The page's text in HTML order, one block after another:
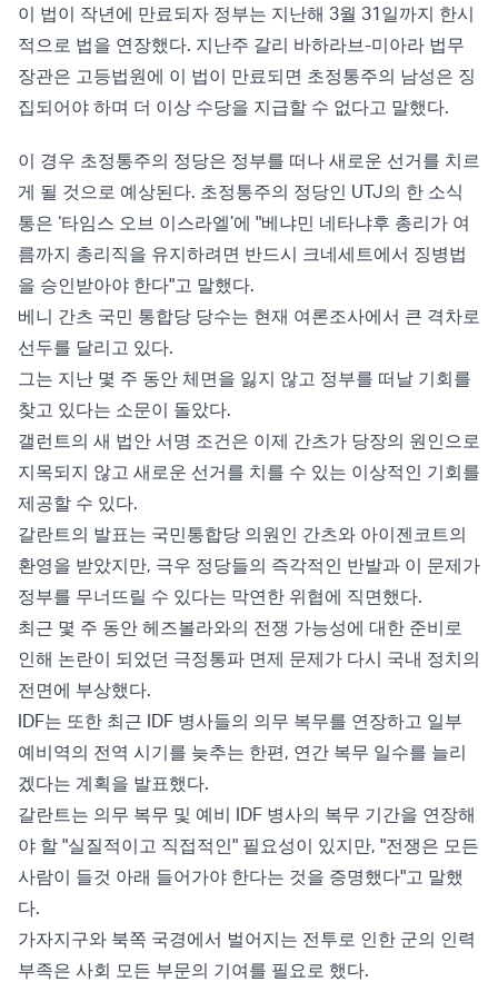
이 법이 작년에 만료되자 정부는 지난해 3월 31일까지 한시
적으로 법을 연장했다. 지난주 갈리 바하라브-미아라 법무
장관은 고등법원에 이 법이 만료되면 초정통주의 남성은 징
집되어야 하며 더 이상 수당을 지급할 수 없다고 말했다.
이 경우 초정통주의 정당은 정부를 떠나 새로운 선거를 치르
게 될 것으로 예상된다. 초정통주의 정당인 UTJ의 한 소식
통은 ‘타임스 오브 이스라엘’에 "베냐민 네타냐후 총리가 여
름까지 총리직을 유지하려면 반드시 크네세트에서 징병법
을 승인받아야 한다"고 말했다.
베니 간츠 국민 통합당 당수는 현재 여론조사에서 큰 격차로
선두를 달리고 있다.
그는 지난 몇 주 동안 체면을 잃지 않고 정부를 떠날 기회를
찾고 있다는 소문이 돌았다.
갤런트의 새 법안 서명 조건은 이제 간츠가 당장의 원인으로
지목되지 않고 새로운 선거를 치를 수 있는 이상적인 기회를
제공할 수 있다.
갈란트의 발표는 국민통합당 의원인 간츠와 아이젠코트의
환영을 받았지만, 극우 정당들의 즉각적인 반발과 이 문제가
정부를 무너뜨릴 수 있다는 막연한 위협에 직면했다.
최근 몇 주 동안 헤즈볼라와의 전쟁 가능성에 대한 준비로
인해 논란이 되었던 극정통파 면제 문제가 다시 국내 정치의
전면에 부상했다.
IDF는 또한 최근 IDF 병사들의 의무 복무를 연장하고 일부
예비역의 전역 시기를 늦추는 한편, 연간 복무 일수를 늘리
겠다는 계획을 발표했다.
갈란트는 의무 복무 및 예비 IDF 병사의 복무 기간을 연장해
야 할 "실질적이고 직접적인" 필요성이 있지만, "전쟁은 모든
사람이 들것 아래 들어가야 한다는 것을 증명했다"고 말했
다.
가자지구와 북쪽 국경에서 벌어지는 전투로 인한 군의 인력
부족은 사회 모든 부문의 기여를 필요로 했다.